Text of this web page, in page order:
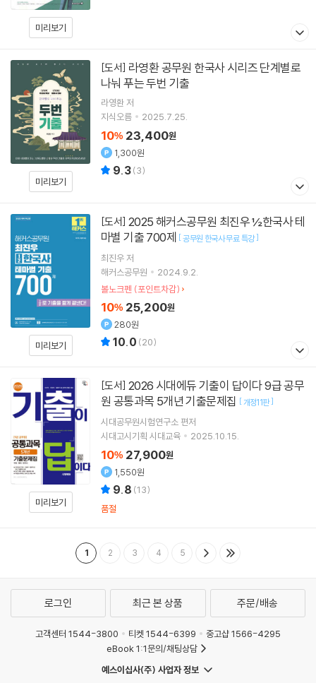
미리보기
미리보기
[도서]
나눠 푸는 두번 기출
라영환저
지식오름
2025.7.25.
10% 23,400원
1,300원
9.3(3)
미리보기
[도서]
마별 기출 700제 [공무원 한국사 무료 특강]
최진우저
해커스공무원
2024.9.2.
볼노크펜 (포인트차감)
10% 25,200원
280원
10.0 (20)
미리보기
[도서]
원 공통과목 5개년 기출문제집 [개정11판]
시대공무원시험연구소 편저
시대고시기획 시대교육
2025.10.15.
10% 27,900원
1,550원
9.8 (13)
품절
1 2 3 4 5
로그인 최근 본 상품 주문/배송
고객센터 1544-3800 티켓 1544-6399
중고샵 1566-4295
eBook 1:1문의/채팅상담
예스이십사(주) 사업자 정보